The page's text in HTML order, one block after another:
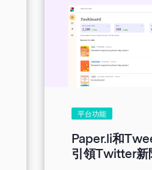
平台功能
Paper.li和
引領Twitter新